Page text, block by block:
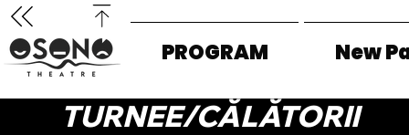
PROGRAM New
TURNEE/CĂLĂTORII